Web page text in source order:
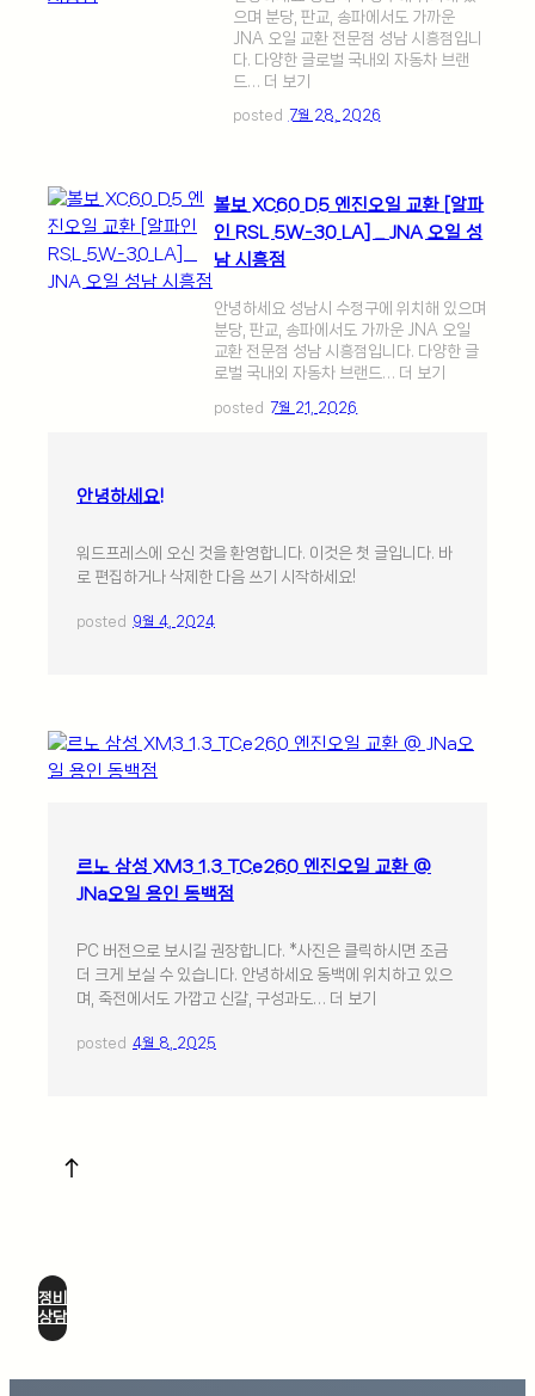
으며 분당, 판교, 송파에서도 가까운
JNA 오일 교환 전문점 성남 시흥점입니
다. 다양한 글로벌 국내외 자동차 브랜
드… 더 보기
posted 7월 28, 2026
볼보 XC60 D5 엔진오일 교환 [알파
인 RSL 5W-30 LA] _ JNA 오일 성
남 시흥점
안녕하세요 성남시 수정구에 위치해 있으며
분당, 판교, 송파에서도 가까운 JNA 오일
교환 전문점 성남 시흥점입니다. 다양한 글
로벌 국내외 자동차 브랜드… 더 보기
posted 7월 21, 2026
안녕하세요!
워드프레스에 오신 것을 환영합니다. 이것은 첫 글입니다. 바
로 편집하거나 삭제한 다음 쓰기 시작하세요!
posted 9월 4, 2024
르노 삼성 XM3 1.3 TCe260 엔진오일 교환 @
JNa오일 용인 동백점
PC 버전으로 보시길 권장합니다. *사진은 클릭하시면 조금
더 크게 보실 수 있습니다. 안녕하세요 동백에 위치하고 있으
며, 죽전에서도 가깝고 신갈, 구성과도… 더 보기
posted 4월 8, 2025
정비
상담